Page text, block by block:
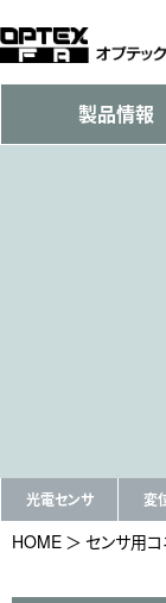
製品情報
光電センサ 変
HOME センサ用